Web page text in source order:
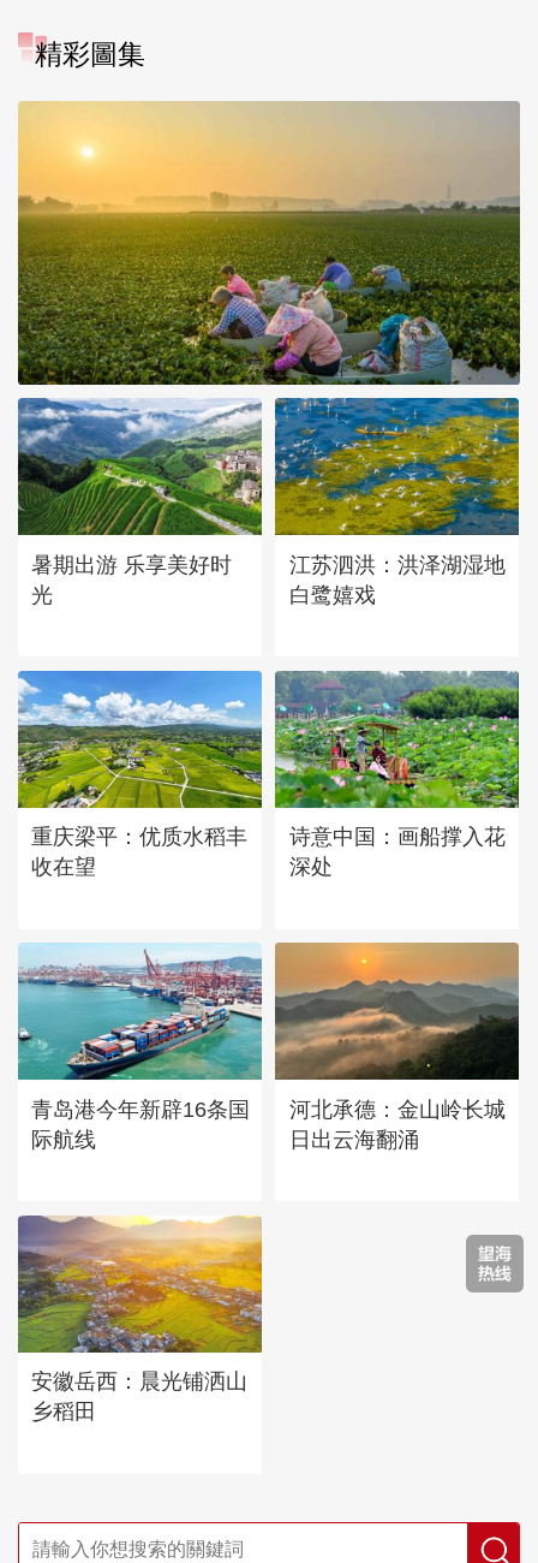
精彩圖集
立秋近 采菱忙
暑期出游 乐享美好时
光
江苏泗洪：洪泽湖湿地
白鹭嬉戏
重庆梁平：优质水稻丰
收在望
诗意中国：画船撑入花
深处
青岛港今年新辟16条国
际航线
河北承德：金山岭长城
日出云海翻涌
安徽岳西：晨光铺洒山
乡稻田